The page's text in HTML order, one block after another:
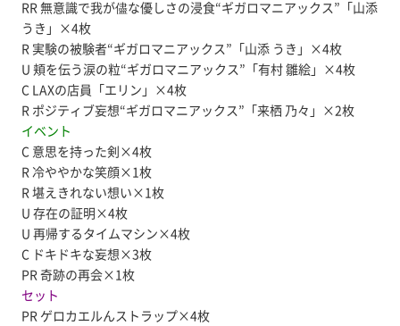
RR 無意識で我が儘な優しさの浸食“ギガロマニアックス”「山添
うき」×4枚
R 実験の被験者“ギガロマニアックス”「山添 うき」×4枚
U 頬を伝う涙の粒“ギガロマニアックス”「有村 雛絵」×4枚
C LAXの店員「エリン」×4枚
R ポジティブ妄想“ギガロマニアックス”「来栖 乃々」×2枚
イベント
C 意思を持った剣×4枚
R 冷ややかな笑顔×1枚
R 堪えきれない想い×1枚
U 存在の証明×4枚
U 再帰するタイムマシン×4枚
C ドキドキな妄想×3枚
PR 奇跡の再会×1枚
セット
PR ゲロカエルんストラップ×4枚